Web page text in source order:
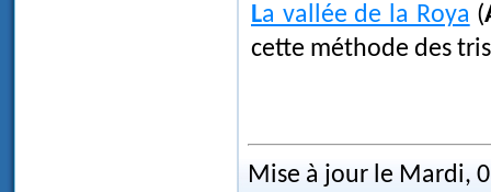
La vallée de la Roya (
cette méthode des
Mise à jour le Mardi,